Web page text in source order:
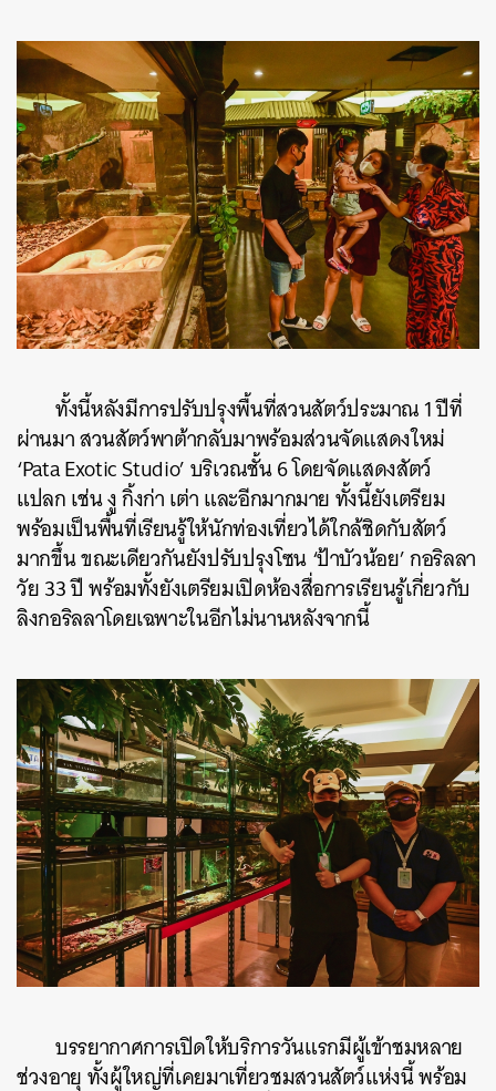
ทั้งนี้หลังมีการปรับปรุงพื้นที่สวนสัตว์ประมาณ 1 ปีที่
ผ่านมา สวนสัตว์พาต้ากลับมาพร้อมส่วนจัดแสดงใหม่
‘Pata Exotic Studio’ บริเวณชั้น 6 โดยจัดแสดงสัตว์
แปลก เช่น งู กิ้งก่า เต่า และอีกมากมาย ทั้งนี้ยังเตรียม
พร้อมเป็นพื้นที่เรียนรู้ให้นักท่องเที่ยวได้ใกล้ชิดกับสัตว์
มากขึ้น ขณะเดียวกันยังปรับปรุงโซน ‘ป้าบัวน้อย’ กอริลลา
วัย 33 ปี พร้อมทั้งยังเตรียมเปิดห้องสื่อการเรียนรู้เกี่ยวกับ
ลิงกอริลลาโดยเฉพาะในอีกไม่นานหลังจากนี้
บรรยากาศการเปิดให้บริการวันแรกมีผู้เข้าชมหลาย
ช่วงอายุ ทั้งผู้ใหญ่ที่เคยมาเที่ยวชมสวนสัตว์แห่งนี้ พร้อม